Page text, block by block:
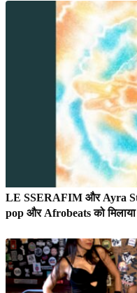
LE SSERAFIM और Ayra
pop और Afrobeats को मिलाया